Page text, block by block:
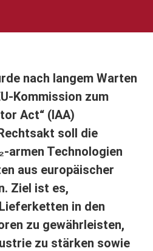
nach langem Warten
Kommission zum
Act“ (IAA)
soll die
armen Technologien
aus europäischer
Ziel ist es,
in den
zu gewährleisten,
zu stärken sowie